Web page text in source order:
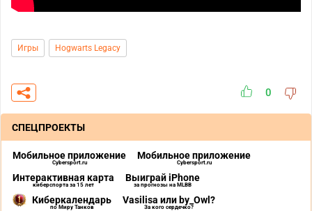
Игры Hogwarts Legacy
0
СПЕЦПРОЕКТЫ
Мобильное приложение
Cybersport.ru
Мобильное приложение
Cybersport.ru
Интерактивная карта
киберспорта за 15 лет
Выиграй iPhone
за прогнозы на MLBB
Киберкалендарь
по Миру Танков
Vasilisa или by_Owl?
За кого сердечко?